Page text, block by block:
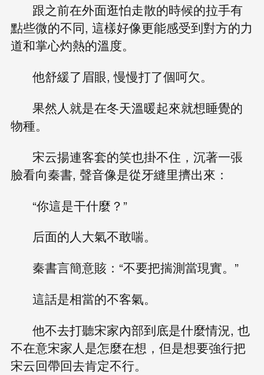
跟之前在外面逛怕走散的時候的拉手有
點些微的不同, 這樣好像更能感受到對方的力
道和掌心灼熱的溫度。
他舒緩了眉眼, 慢慢打了個呵欠。
果然人就是在冬天溫暖起來就想睡覺的
物種。
宋云揚連客套的笑也掛不住，沉著一張
臉看向秦書, 聲音像是從牙縫里擠出來：
“你這是干什麼？”
后面的人大氣不敢喘。
秦書言簡意賅：“不要把揣測當現實。”
這話是相當的不客氣。
他不去打聽宋家內部到底是什麼情況, 也
不在意宋家人是怎麼在想，但是想要強行把
宋云回帶回去肯定不行。